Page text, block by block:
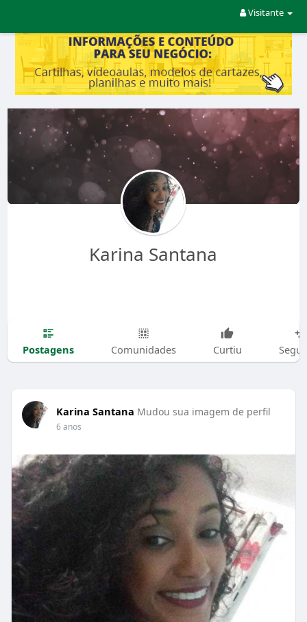
Visitante
Karina Santana
Postagens Comunidades Curtiu
Karina Santana Mudou sua imagem de perfil
6 anos